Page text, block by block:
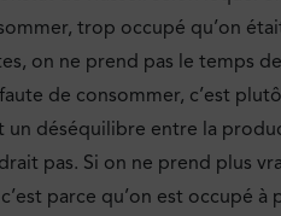
trop occupé qu’on
on ne prend pas le temps
de consommer, c’est
un déséquilibre entre la
pas. Si on ne prend plus
parce qu’on est occupé